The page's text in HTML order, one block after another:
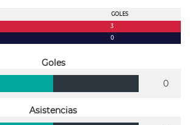
GOLES
3
0
Goles
0
Asistencias